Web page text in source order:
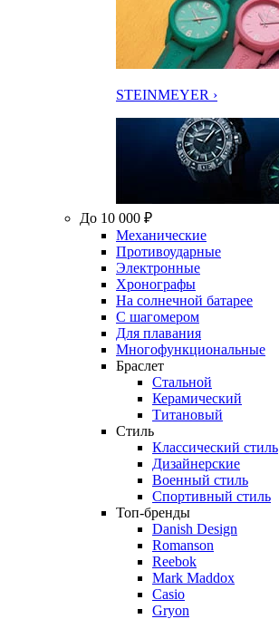
STEINMEYER ›
До 10 000 ₽
Механические
Противоударные
Электронные
Хронографы
На солнечной батарее
С шагомером
Для плавания
Многофункциональные
Браслет
Стальной
Керамический
Титановый
Стиль
Классический стиль
Дизайнерские
Военный стиль
Спортивный стиль
Топ-бренды
Danish Design
Romanson
Reebok
Mark Maddox
Casio
Gryon